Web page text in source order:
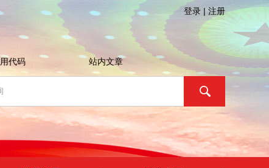
登录 | 注册
代码 站内文章